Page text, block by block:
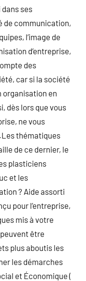
ses
de communication,
l’image de
d’entreprise,
des
car si la société
organisation en
dès lors que vous
ne vous
thématiques
de ce dernier, le
plasticiens
et les
? Aide assorti
pour l’entreprise,
mis à votre
être
plus aboutis les
les démarches
et Économique (